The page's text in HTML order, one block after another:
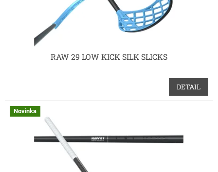
RAW 29 LOW KICK SILK SLICKS
DETAIL
Novinka